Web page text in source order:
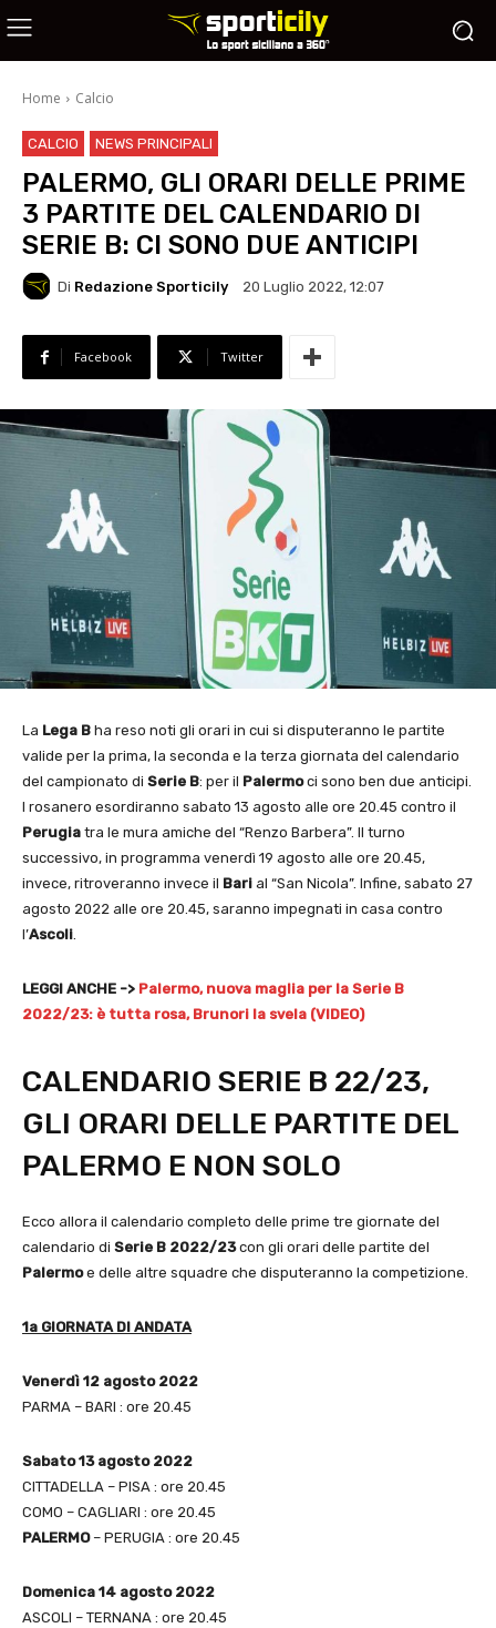
Home Calcio
CALCIO NEWS PRINCIPALI
PALERMO, GLI ORARI DELLE PRIME
3 PARTITE DEL CALENDARIO DI
SERIE B: CI SONO DUE ANTICIPI
Di Redazione Sporticily 20 Luglio 2022, 12:07
Facebook Twitter
La Lega B ha reso noti gli orari in cui si disputeranno le partite
valide per la prima, la seconda e la terza giornata del calendario
del campionato di Serie B: per il Palermoci sono ben due anticipi.
I rosanero esordiranno sabato 13 agosto alle ore 20.45 contro il
Perugia tra le mura amiche del “Renzo Barbera”. Il turno
successivo, in programma venerdì 19 agosto alle ore 20.45,
invece, ritroveranno invece il Bari al “San Nicola”. Infine, sabato 27
agosto 2022 alle ore 20.45, saranno impegnati in casa contro
l’Ascoli.
LEGGI ANCHE -> Palermo, nuova maglia per la Serie B
2022/23: è tutta rosa, Brunori la svela (VIDEO)
CALENDARIO SERIE B 22/23,
GLI ORARI DELLE PARTITE DEL
PALERMO E NON SOLO
Ecco allora il calendario completo delle prime tre giornate del
calendario di Serie B 2022/23con gli orari delle partite del
Palermoe delle altre squadre che disputeranno la competizione.
1a GIORNATA DI ANDATA
Venerdì 12 agosto 2022
PARMA – BARI : ore 20.45
Sabato 13 agosto 2022
CITTADELLA – PISA : ore 20.45
COMO – CAGLIARI : ore 20.45
PALERMO – PERUGIA : ore 20.45
Domenica 14 agosto 2022
ASCOLI – TERNANA : ore 20.45